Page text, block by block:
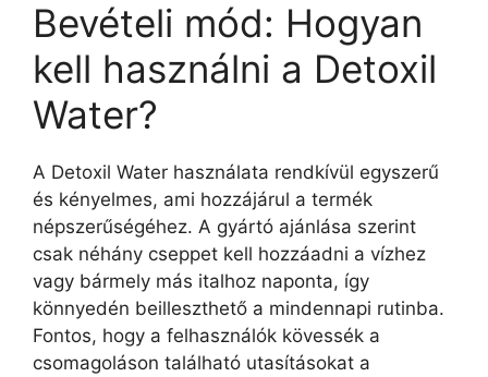
Bevételi mód: Hogyan
kell használni a Detoxil
Water?
A Detoxil Water használata rendkívül egyszerű
és kényelmes, ami hozzájárul a termék
népszerűségéhez. A gyártó ajánlása szerint
csak néhány cseppet kell hozzáadni a vízhez
vagy bármely más italhoz naponta, így
könnyedén beilleszthető a mindennapi rutinba.
Fontos, hogy a felhasználók kövessék a
csomagoláson található utasításokat a